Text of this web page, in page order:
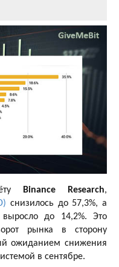
Binance Research,
снизилось до 57,3%, а
выросло до 14,2%. Это
рынка в сторону
ожиданием снижения
в сентябре.